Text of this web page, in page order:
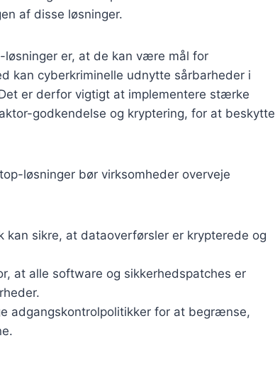
af disse løsninger.
er, at de kan være mål for
kan cyberkriminelle udnytte sårbarheder i
er derfor vigtigt at implementere stærke
godkendelse og kryptering, for at beskytte
løsninger bør virksomheder overveje
kan sikre, at dataoverførsler er krypterede og
at alle software og sikkerhedspatches er
adgangskontrolpolitikker for at begrænse,